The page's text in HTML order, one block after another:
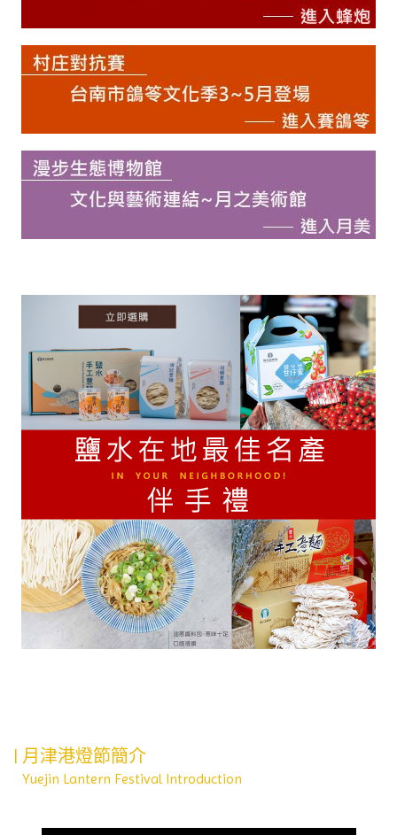
| 月津港燈節簡介
Yuejin Lantern Festival Introduction